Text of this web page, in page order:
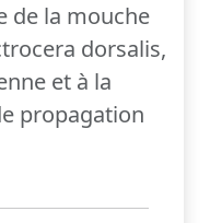
de la mouche
dorsalis,
et à la
propagation